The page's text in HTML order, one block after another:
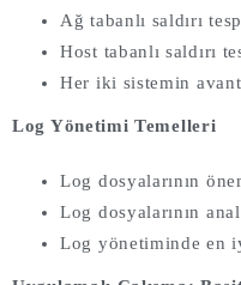
Ağ tabanlı saldırı
Host tabanlı saldırı
Her iki sistemin
Log Yönetimi Temelleri
Log dosyalarının
Log dosyalarının
Log yönetiminde en